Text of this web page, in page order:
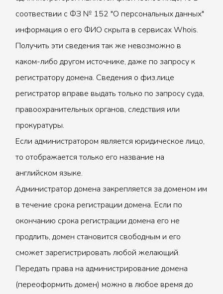
соотвествии с ФЗ № 152 "О персональных данных"
информация о его ФИО скрыта в сервисах Whois.
Получить эти сведения так же невозможно в
каком-либо другом источнике, даже по запросу к
регистратору домена. Сведения о физ.лице
регистратор вправе выдать только по запросу суда,
правоохранительных органов, следствия или
прокуратуры.
Если администратором является юридическое лицо,
то отображается только его название на
английском языке.
Администратор домена закрепляется за доменом им
в течение срока регистрации домена. Если по
окончанию срока регистрации домена его не
продлить, домен становится свободным и его
сможет зарегистрировать любой желающий.
Передать права на администрирование домена
(переоформить домен) можно в любое время до